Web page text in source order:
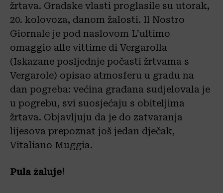
žrtava. Gradske vlasti proglasile su utorak,
20. kolovoza, danom žalosti. Il Nostro
Giornale je pod naslovom L’ultimo
omaggio alle vittime di Vergarolla
(Iskazane posljednje počasti žrtvama s
Vergarole) opisao atmosferu u gradu na
dan pogreba: većina građana sudjelovala je
u pogrebu, svi suosjećaju s obiteljima
žrtava. Objavljuju da je do zatvaranja
lijesova prepoznat još jedan dječak,
Vitaliano Muggia.
Pula žaluje!